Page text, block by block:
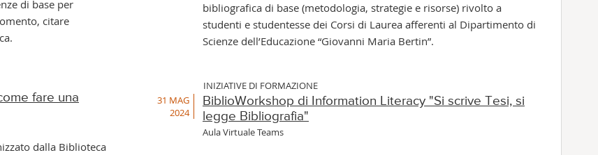
citare
fare una
dalla Biblioteca
bibliografica di base (metodologia, strategie e risorse) rivolto a
studenti e studentesse dei Corsi di Laurea afferenti al Dipartimento di
Scienze dell’Educazione “Giovanni Maria Bertin”.
INIZIATIVE DI FORMAZIONE
31 MAG
2024
BiblioWorkshop di Information Literacy "Si scrive Tesi, si
legge Bibliografia"
Aula Virtuale Teams